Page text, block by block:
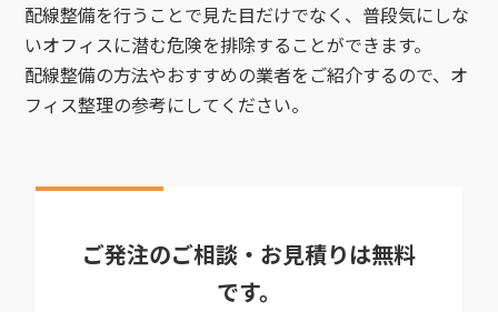
配線整備を行うことで見た目だけでなく、普段気にしな
いオフィスに潜む危険を排除することができます。
配線整備の方法やおすすめの業者をご紹介するので、オ
フィス整理の参考にしてください。
ご発注のご相談・お見積りは無料
です。